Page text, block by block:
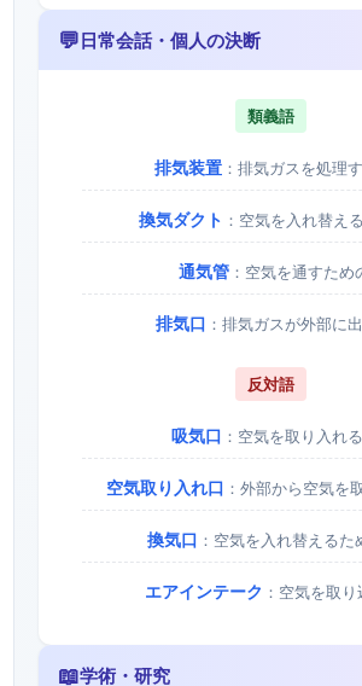
💬日常会話・個人の決断
類義語
排気装置 ：排気ガスを処理
換気ダクト ：空気を入れ替え
通気管 ：空気を通すため
排気口 ：排気ガスが外部に
反対語
吸気口 ：空気を取り入れ
空気取り入れ口 ：外部から空気を
換気口 ：空気を入れ替えるた
エアインテーク ：空気を取
📖学術・研究